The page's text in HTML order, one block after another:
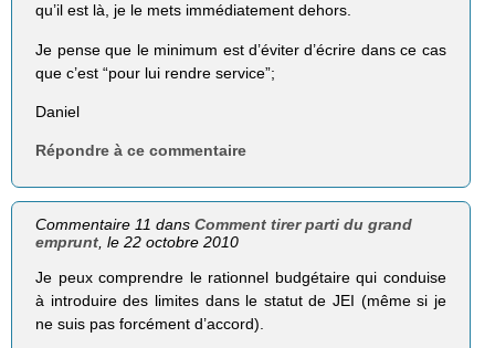
qu’il est là, je le mets immédiatement dehors.
Je pense que le minimum est d’éviter d’écrire dans ce cas
que c’est “pour lui rendre service”;
Daniel
Répondre à ce commentaire
Commentaire 11 dansComment tirer parti du grand
emprunt , le 22 octobre 2010
Je peux comprendre le rationnel budgétaire qui conduise
à introduire des limites dans le statut de JEI (même si je
ne suis pas forcément d’accord).